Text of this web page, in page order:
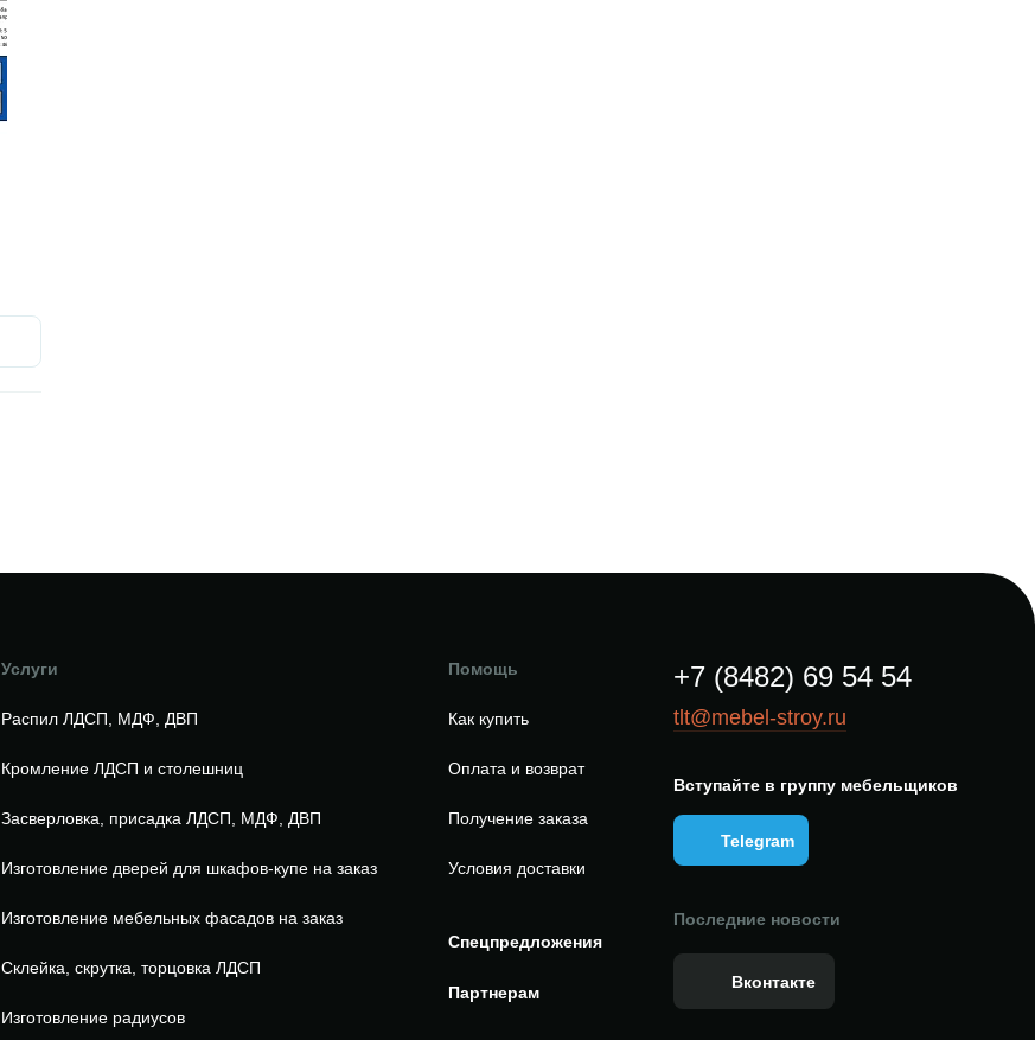
Услуги
Распил ЛДСП, МДФ, ДВП
Кромление ЛДСП и столешниц
Засверловка, присадка ЛДСП, МДФ, ДВП
Изготовление дверей для шкафов-купе на заказ
Изготовление мебельных фасадов на заказ
Склейка, скрутка, торцовка ЛДСП
Изготовление радиусов
Помощь
Как купить
Оплата и возврат
Получение заказа
Условия доставки
Спецпредложения
Партнерам
+7 (8482) 69 54 54
tlt@mebel-stroy.ru
Вступайте в группу мебельщиков
Telegram
Последние новости
Вконтакте